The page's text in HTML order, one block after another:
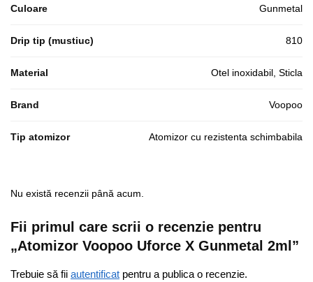
Culoare Gunmetal
Drip tip (mustiuc) 810
Material Otel inoxidabil, Sticla
Brand Voopoo
Tip atomizor Atomizor cu rezistenta schimbabila
Nu există recenzii până acum.
Fii primul care scrii o recenzie pentru
„Atomizor Voopoo Uforce X Gunmetal 2ml”
Trebuie să fii autentificat pentru a publica o recenzie.